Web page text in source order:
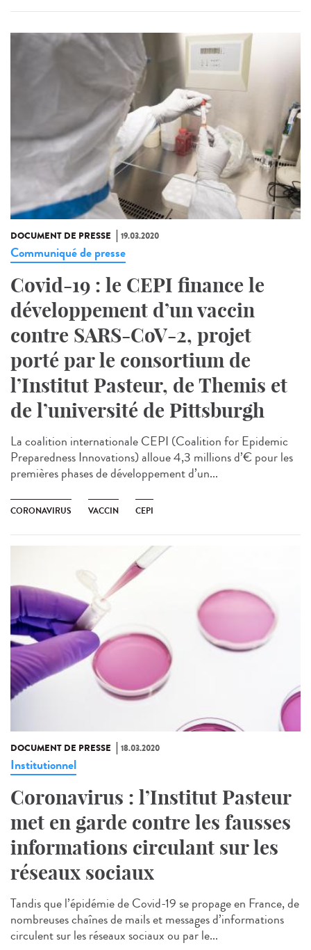
DOCUMENT DE PRESSE 19.03.2020
Communiqué de presse
Covid-19 : le CEPI finance le
développement d’un vaccin
contre SARS-CoV-2, projet
porté par le consortium de
l’Institut Pasteur, de Themis et
de l’université de Pittsburgh
La coalition internationale CEPI (Coalition for Epidemic
Preparedness Innovations) alloue 4,3 millions d’€ pour les
premières phases de développement d’un...
CORONAVIRUS VACCIN CEPI
DOCUMENT DE PRESSE 18.03.2020
Institutionnel
Coronavirus : l’Institut Pasteur
met en garde contre les fausses
informations circulant sur les
réseaux sociaux
Tandis que l’épidémie de Covid-19 se propage en France, de
nombreuses chaînes de mails et messages d’informations
circulent sur les réseaux sociaux ou par le...